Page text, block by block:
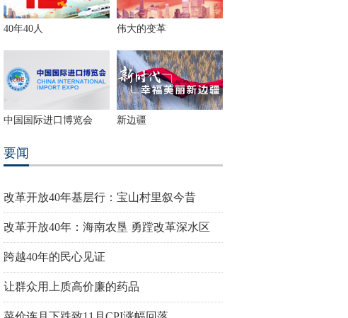
40年40人 伟大的变革
中国国际进口博览会 新边疆
要闻
改革开放40年基层行：宝山村里叙今昔
改革开放40年：海南农垦 勇蹚改革深水区
跨越40年的民心见证
让群众用上质高价廉的药品